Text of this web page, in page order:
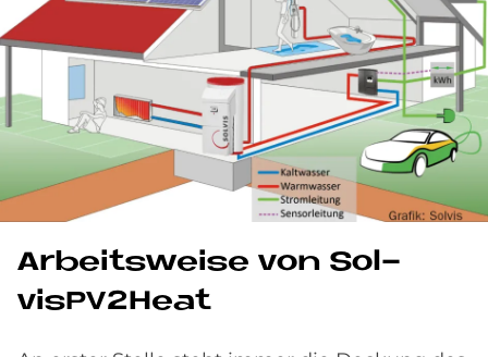
Ar­beits­wei­se von Sol­
visPV2Heat